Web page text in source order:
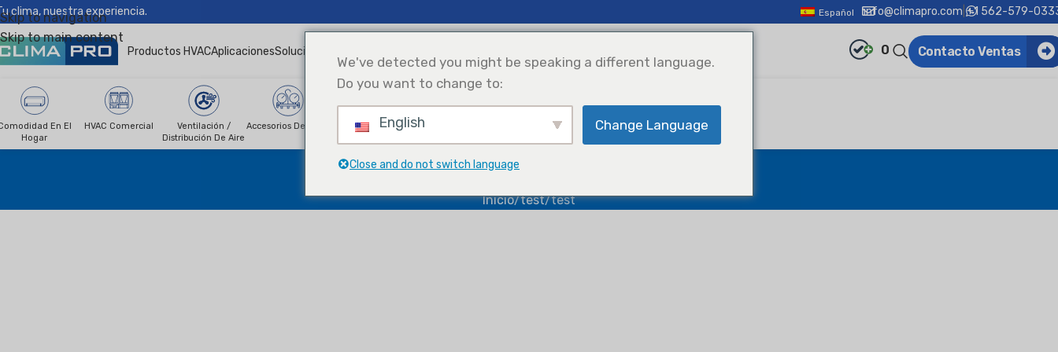
Skip to navigation
Skip to main content
clima, nuestra experiencia. Español info@climapro.com +1 562-579-
Productos HVACAplicacionesSoluciones 0 Contacto Ventas
En El
Hogar
HVAC Comercial
Ventilación /
Distribución De Aire
Accesorios De HVAC Refrigeración
Selección De
test
Inicio test test
We've detected you might be speaking a different language.
Do you want to change to:
English Change Language
Close and do not switch language